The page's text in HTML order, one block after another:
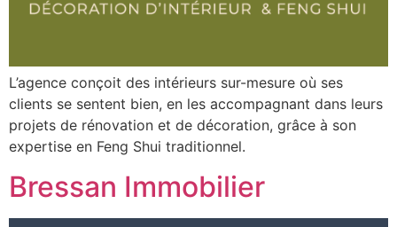
L’agence conçoit des intérieurs sur-mesure où ses
clients se sentent bien, en les accompagnant dans leurs
projets de rénovation et de décoration, grâce à son
expertise en Feng Shui traditionnel.
Bressan Immobilier